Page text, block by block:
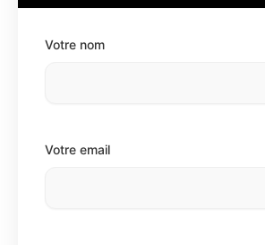
Votre nom
Votre email